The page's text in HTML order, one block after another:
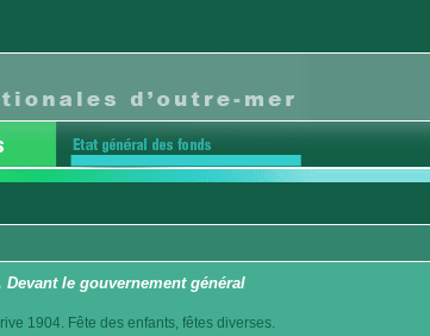
Devant le gouvernement général
1904. Fête des enfants, fêtes diverses.